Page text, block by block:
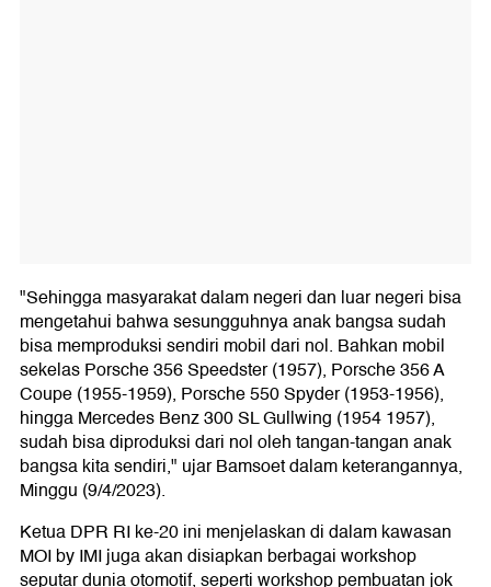
"Sehingga masyarakat dalam negeri dan luar negeri bisa
mengetahui bahwa sesungguhnya anak bangsa sudah
bisa memproduksi sendiri mobil dari nol. Bahkan mobil
sekelas Porsche 356 Speedster (1957), Porsche 356 A
Coupe (1955-1959), Porsche 550 Spyder (1953-1956),
hingga Mercedes Benz 300 SL Gullwing (1954 1957),
sudah bisa diproduksi dari nol oleh tangan-tangan anak
bangsa kita sendiri," ujar Bamsoet dalam keterangannya,
Minggu (9/4/2023).
Ketua DPR RI ke-20 ini menjelaskan di dalam kawasan
MOI by IMI juga akan disiapkan berbagai workshop
seputar dunia otomotif, seperti workshop pembuatan jok